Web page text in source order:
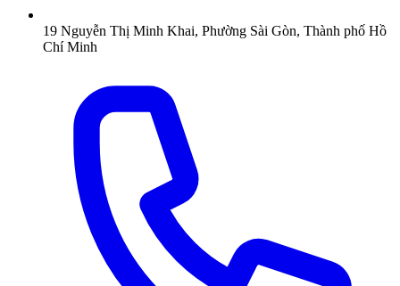
19 Nguyễn Thị Minh Khai, Phường Sài Gòn, Thành phố Hồ
Chí Minh